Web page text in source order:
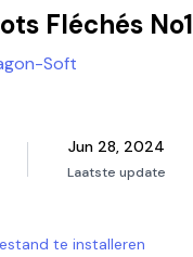
Fléchés No1
Soft
Jun 28, 2024
Laatste update
te installeren